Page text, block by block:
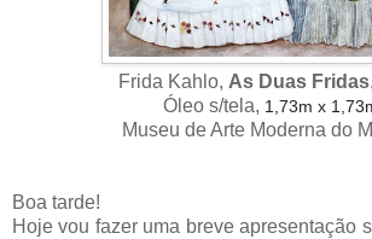
Frida Kahlo, As Duas Fridas
Óleo s/tela, 1,73m x
Museu de Arte Moderna do
Boa tarde!
Hoje vou fazer uma breve apresentação